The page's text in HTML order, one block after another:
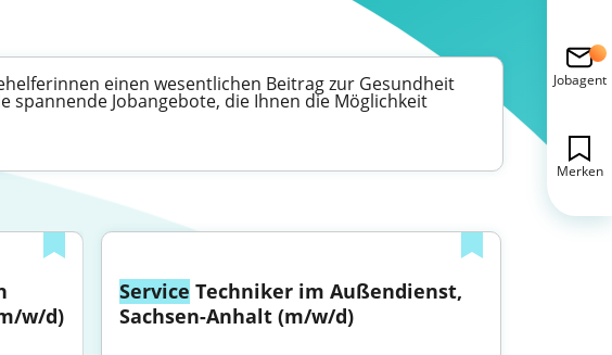
einen wesentlichen Beitrag zur Gesundheit
spannende Jobangebote, die Ihnen die Möglichkeit
w/d)
Service Techniker im Außendienst,
Sachsen-Anhalt (m/w/d)
Jobagent
Merken